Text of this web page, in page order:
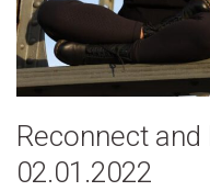
Reconnect
02.01.2022